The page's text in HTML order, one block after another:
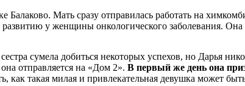
Балаково. Мать сразу отправилась работать на
у женщины онкологического заболевания. Она
сумела добиться некоторых успехов, но Дарья
отправляется на «Дом 2». В первый же день она
как такая милая и привлекательная девушка может